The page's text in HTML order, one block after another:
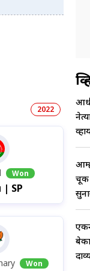
2022
Won
SP
Won
चूक